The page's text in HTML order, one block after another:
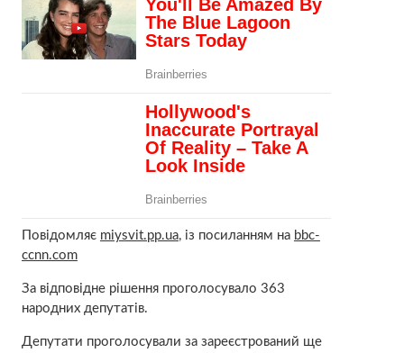
Повідомляє miysvit.pp.ua, із посиланням на bbc-
ccnn.com
За відповідне рішення проголосувало 363
народних депутатів.
Депутати проголосували за зареєстрований ще